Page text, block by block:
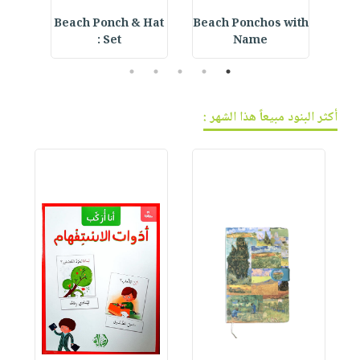
Beach Ponchos with
Name
Beach Ponch & Hat
Set :
1
2
3
4
5
أكثر البنود مبيعاً هذا الشهر :